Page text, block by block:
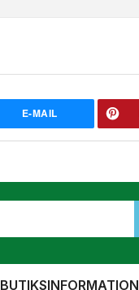
E-MAIL
BUTIKSINFORMATION